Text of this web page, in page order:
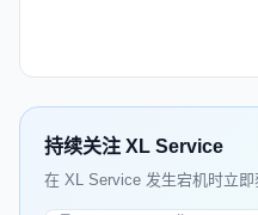
持续关注 XL Service
在 XL Service 发生宕机时立即